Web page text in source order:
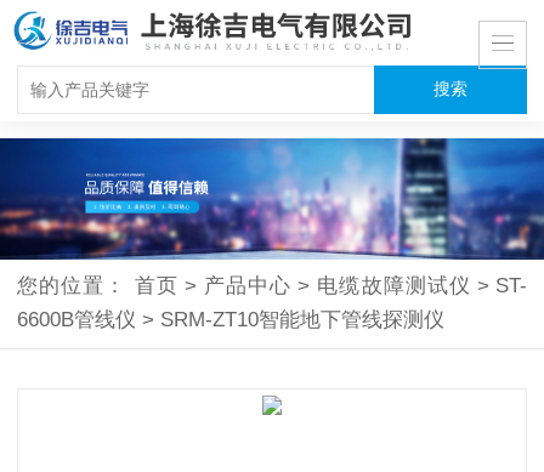
您的位置： 首页 > 产品中心 > 电缆故障测试仪 > ST-
6600B管线仪 > SRM-ZT10智能地下管线探测仪